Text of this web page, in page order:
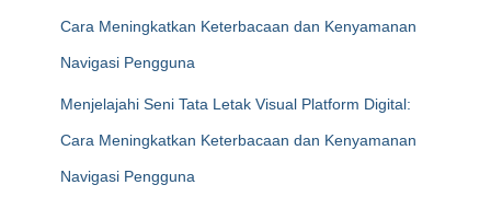
Cara Meningkatkan Keterbacaan dan Kenyamanan
Navigasi Pengguna
Menjelajahi Seni Tata Letak Visual Platform Digital:
Cara Meningkatkan Keterbacaan dan Kenyamanan
Navigasi Pengguna